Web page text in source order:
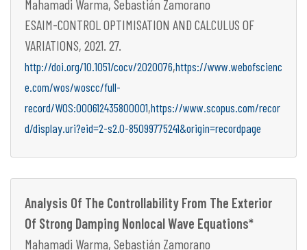
Mahamadi Warma, Sebastián Zamorano
ESAIM-CONTROL OPTIMISATION AND CALCULUS OF
VARIATIONS, 2021. 27.
http://doi.org/10.1051/cocv/2020076,https://www.webofscienc
e.com/wos/woscc/full-
record/WOS:000612435800001,https://www.scopus.com/recor
d/display.uri?eid=2-s2.0-85099775241&origin=recordpage
Analysis Of The Controllability From The Exterior
Of Strong Damping Nonlocal Wave Equations*
Mahamadi Warma, Sebastián Zamorano